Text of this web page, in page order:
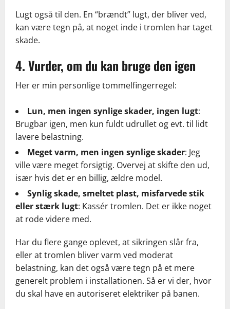
Lugt også til den. En “brændt” lugt, der bliver ved,
kan være tegn på, at noget inde i tromlen har taget
skade.
4. Vurder, om du kan bruge den igen
Her er min personlige tommelfingerregel:
Lun, men ingen synlige skader, ingen lugt:
Brugbar igen, men kun fuldt udrullet og evt. til lidt
lavere belastning.
Meget varm, men ingen synlige skader: Jeg
ville være meget forsigtig. Overvej at skifte den ud,
især hvis det er en billig, ældre model.
Synlig skade, smeltet plast, misfarvede stik
eller stærk lugt: Kassér tromlen. Det er ikke noget
at rode videre med.
Har du flere gange oplevet, at sikringen slår fra,
eller at tromlen bliver varm ved moderat
belastning, kan det også være tegn på et mere
generelt problem i installationen. Så er vi der, hvor
du skal have en autoriseret elektriker på banen.